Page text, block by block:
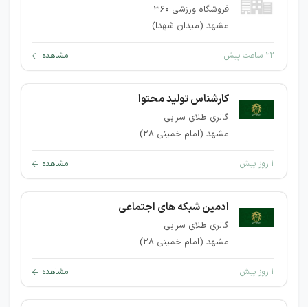
فروشگاه ورزشی ۳۶۰
مشهد (میدان شهدا)
۲۲ ساعت پیش مشاهده
کارشناس تولید محتوا
گالری طلای سرابی
مشهد (امام خمینی 28)
۱ روز پیش مشاهده
ادمین شبکه های اجتماعی
گالری طلای سرابی
مشهد (امام خمینی 28)
۱ روز پیش مشاهده